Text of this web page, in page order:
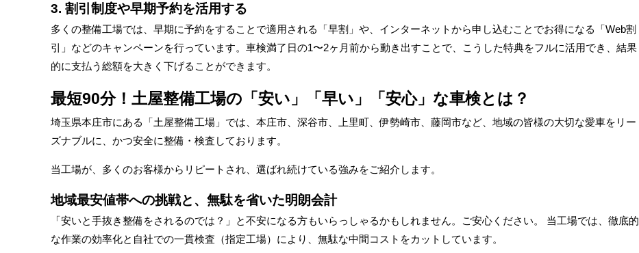
3. 割引制度や早期予約を活用する
多くの整備工場では、早期に予約をすることで適用される「早割」や、インターネットから申し込むことでお得になる「Web割
引」などのキャンペーンを行っています。車検満了日の1〜2ヶ月前から動き出すことで、こうした特典をフルに活用でき、結果
的に支払う総額を大きく下げることができます。
最短90分！土屋整備工場の「安い」「早い」「安心」な車検とは？
埼玉県本庄市にある「土屋整備工場」では、本庄市、深谷市、上里町、伊勢崎市、藤岡市など、地域の皆様の大切な愛車をリー
ズナブルに、かつ安全に整備・検査しております。
当工場が、多くのお客様からリピートされ、選ばれ続けている強みをご紹介します。
地域最安値帯への挑戦と、無駄を省いた明朗会計
「安いと手抜き整備をされるのでは？」と不安になる方もいらっしゃるかもしれません。ご安心ください。 当工場では、徹底的
な作業の効率化と自社での一貫検査（指定工場）により、無駄な中間コストをカットしています。